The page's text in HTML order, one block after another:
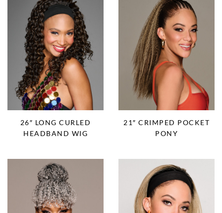
26″ LONG CURLED
HEADBAND WIG
21″ CRIMPED POCKET
PONY